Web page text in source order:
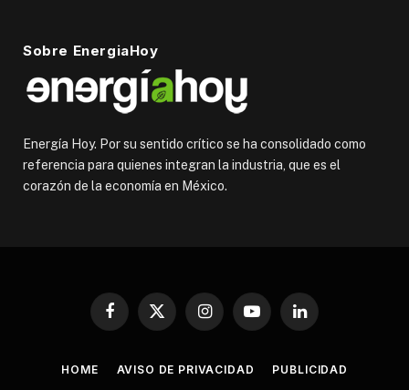
Sobre EnergiaHoy
Energía Hoy. Por su sentido crítico se ha consolidado como
referencia para quienes integran la industria, que es el
corazón de la economía en México.
Facebook
X
InstagramYouTubeLinkedIn
HOME AVISO DE PRIVACIDAD PUBLICIDAD